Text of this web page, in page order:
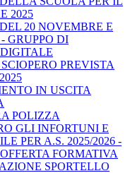
2025
20 NOVEMBRE E
GRUPPO DI
PREVISTA
IN USCITA
POLIZZA
GLI INFORTUNI E
PER A.S. 2025/2026 -
FORMATIVA
SPORTELLO